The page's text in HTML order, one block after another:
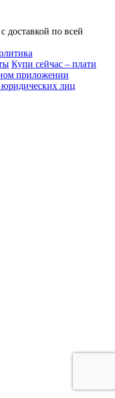
доставкой по всей
Купи сейчас – плати
приложении
юридических лиц